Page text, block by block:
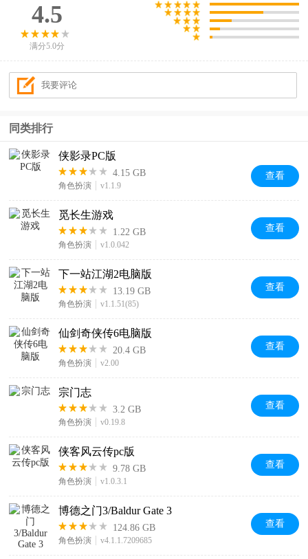
4.5
满分5.0分
同类排行
侠影录PC版
4.15 GB
角色扮演 v1.1.9
查看
觅长生游戏
1.22 GB
角色扮演 v1.0.042
查看
下一站江湖2电脑版
13.19 GB
角色扮演 v1.1.51(85)
查看
仙剑奇侠传6电脑版
20.4 GB
角色扮演 v2.00
查看
宗门志
3.2 GB
角色扮演 v0.19.8
查看
侠客风云传pc版
9.78 GB
角色扮演 v1.0.3.1
查看
博德之门3/Baldur Gate 3
124.86 GB
角色扮演 v4.1.1.7209685
查看